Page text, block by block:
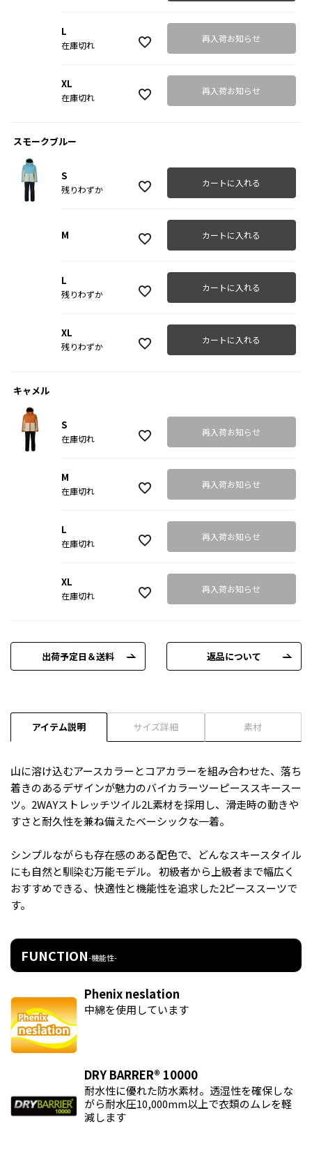
L
在庫切れ
再入荷お知らせ
XL
在庫切れ
再入荷お知らせ
スモークブルー
S
残りわずか
カートに入れる
M カートに入れる
L
残りわずか
カートに入れる
XL
残りわずか
カートに入れる
キャメル
S
在庫切れ
再入荷お知らせ
M
在庫切れ
再入荷お知らせ
L
在庫切れ
再入荷お知らせ
XL
在庫切れ
再入荷お知らせ
出荷予定日＆送料 返品について
アイテム説明 サイズ詳細 素材
山に溶け込むアースカラーとコアカラーを組み合わせた、落ち
着きのあるデザインが魅力のバイカラーツーピーススキースー
ツ。2WAYストレッチツイル2L素材を採用し、滑走時の動きや
すさと耐久性を兼ね備えたベーシックな一着。
シンプルながらも存在感のある配色で、どんなスキースタイル
にも自然と馴染む万能モデル。 初級者から上級者まで幅広く
おすすめできる、快適性と機能性を追求した2ピーススーツで
す。
FUNCTION-機能性-
Phenix neslation
中綿を使用しています
DRY BARRER® 10000
耐水性に優れた防水素材。透湿性を確保しな
がら耐水圧10,000mm以上で衣類のムレを軽
減します